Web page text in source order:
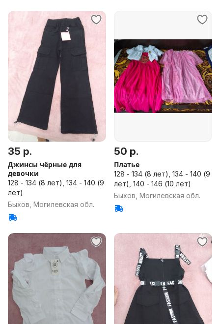
35 р.
Джинсы чёрные для
девочки
128 - 134 (8 лет), 134 - 140 (9
лет)
Быхов, Могилевская обл.
50 р.
Платье
128 - 134 (8 лет), 134 - 140 (9
лет), 140 - 146 (10 лет)
Быхов, Могилевская обл.